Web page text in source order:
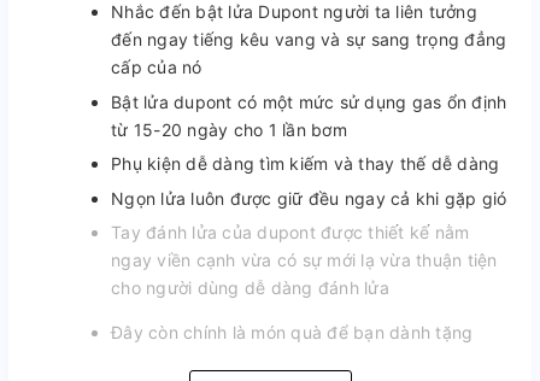
Nhắc đến bật lửa Dupont người ta liên tưởng
đến ngay tiếng kêu vang và sự sang trọng đẳng
cấp của nó
Bật lửa dupont có một mức sử dụng gas ổn định
từ 15-20 ngày cho 1 lần bơm
Phụ kiện dễ dàng tìm kiếm và thay thế dễ dàng
Ngọn lửa luôn được giữ đều ngay cả khi gặp gió
Tay đánh lửa của dupont được thiết kế nằm
ngay viền cạnh vừa có sự mới lạ vừa thuận tiện
cho người dùng dễ dàng đánh lửa
Đây còn chính là món quà để bạn dành tặng